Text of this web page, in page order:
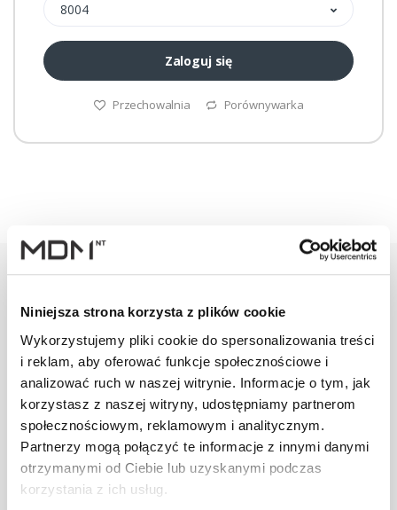
Niniejsza strona korzysta z plików cookie
Wykorzystujemy pliki cookie do spersonalizowania treści
i reklam, aby oferować funkcje społecznościowe i
analizować ruch w naszej witrynie. Informacje o tym, jak
korzystasz z naszej witryny, udostępniamy partnerom
społecznościowym, reklamowym i analitycznym.
Partnerzy mogą połączyć te informacje z innymi danymi
otrzymanymi od Ciebie lub uzyskanymi podczas
korzystania z ich usług.
8004
Zaloguj się
Przechowalnia Porównywarka
Warianty Opis Specyfikacja
PRODUKT JM ILOŚĆ
Uchwyt bala
przeciwśn. L
–